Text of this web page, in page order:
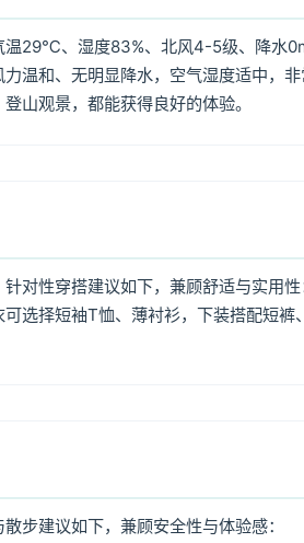
29℃、湿度83%、北风4-5级、降水
温和、无明显降水，空气湿度适中，
山观景，都能获得良好的体验。
对性穿搭建议如下，兼顾舒适与实用性
选择短袖T恤、薄衬衫，下装搭配短
步建议如下，兼顾安全性与体验感：